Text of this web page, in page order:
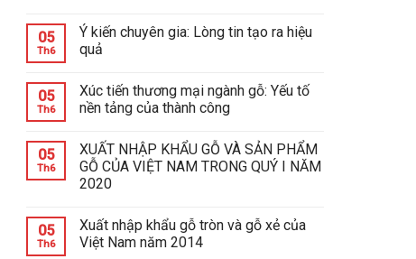
05
Th6
Ý kiến chuyên gia: Lòng tin tạo ra hiệu
quả
05
Th6
Xúc tiến thương mại ngành gỗ: Yếu tố
nền tảng của thành công
05
Th6
XUẤT NHẬP KHẨU GỖ VÀ SẢN PHẨM
GỖ CỦA VIỆT NAM TRONG QUÝ I NĂM
2020
05
Th6
Xuất nhập khẩu gỗ tròn và gỗ xẻ của
Việt Nam năm 2014